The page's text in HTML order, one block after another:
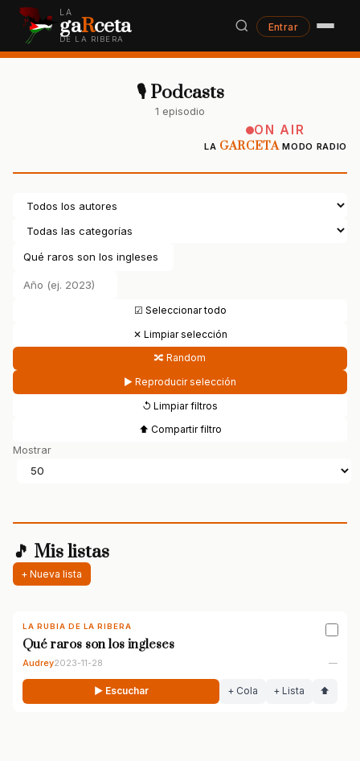
LA
gaRceta
DE LA RIBERA
Entrar
🎙 Podcasts
1 episodio
ON AIR
LA GARCETAMODO RADIO
☑ Seleccionar todo
✕ Limpiar selección
🔀 Random
▶ Reproducir selección
↺ Limpiar filtros
⬆ Compartir filtro
Mostrar
🎵 Mis listas
+ Nueva lista
LA RUBIA DE LA RIBERA
Qué raros son los ingleses
Audrey2023-11-28 —
▶ Escuchar + Cola + Lista ⬆